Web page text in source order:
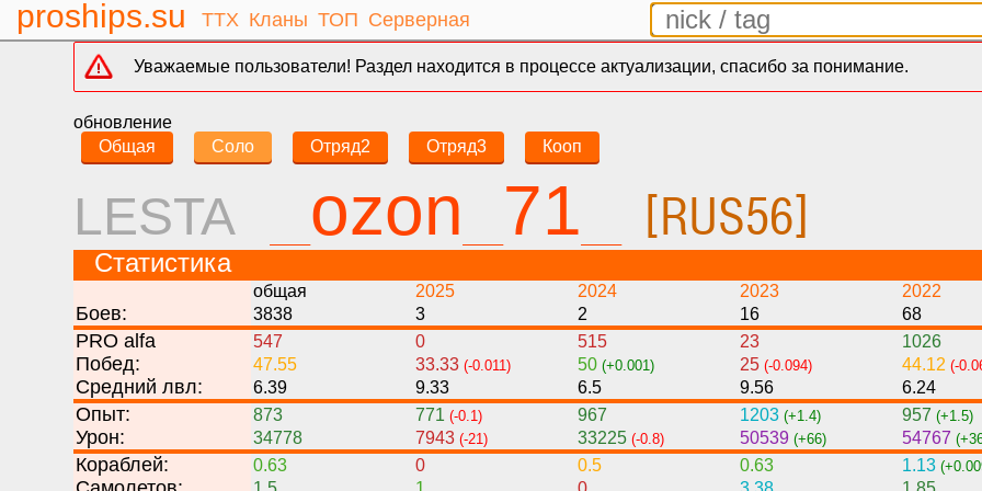
proships.su ТТХ Кланы ТОП Серверная
Уважаемые пользователи! Раздел находится в процессе актуализации, спасибо за понимание.
обновление
Общая
Соло Отряд2 Отряд3 Кооп
LESTA _ozon_71_ [RUS56]
Статистика
общая 2025 2024 2023 2022
Боев: 3838 3 2 16 68
PRO alfa 547 0 515 23 1026
Побед: 47.55 33.33 (-0.011) 50 (+0.001) 25 (-0.094) 44.12 (-
Средний лвл: 6.39 9.33 6.5 9.56 6.24
Опыт: 873 771 (-0.1) 967 1203 (+1.4) 957 (+1.5)
Урон: 34778 7943 (-21) 33225 (-0.8) 50539 (+66) 54767
Кораблей: 0.63 0 0.5 0.63 1.13